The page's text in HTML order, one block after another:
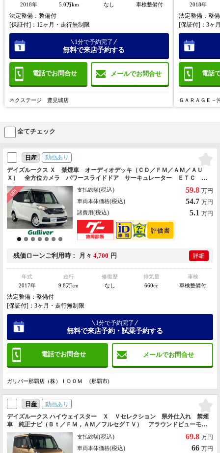
2018年
5.0万km
なし
車検整備付
法定整備：整備付
[保証付]：12ヶ月・走行無制限
電話でお問合せ メールでお問合せ
1分で予約完了
無料で来店予約する
ネクステージ 豊見城店
2018年
法定整備：整
[保証付]：3ヶ
電話
ＧＡＲＡＧＥ
全てチェック
日産
動画あり
デイズルークス Ｘ 禁煙車 オーディオデッキ（ＣＤ／ＦＭ／ＡＭ／ＡＵ
Ｘ） 全方位カメラ パワースライドドア サーキュレーター ＥＴＣ 衝
突被害軽減システム ＬＥＤヘッドライト 純正１４インチアルミホイール
支払総額(税込) 59.8 万円
車両本体価格(税込) 54.7 万円
諸費用(税込) 5.1 万円
残価ローンご利用時 月々 4,700 円 詳細
年式
2017年
走行
9.8万km
修復歴
なし
排気量
660cc
車検
車検整備付
法定整備：整備付
[保証付]：3ヶ月・走行無制限
電話でお問合せ メールでお問合せ
1分で予約完了
無料で来店予約・試乗予約する
ガリバー那覇店（株）ＩＤＯＭ (那覇市)
日産
動画あり
デイズルークス ハイウェイスター Ｘ Ｖセレクション 県外仕入れ 禁煙
車 純正ナビ（Ｂｔ／ＦＭ，ＡＭ／フルセグＴＶ） アラウンドビューモニ
ター 両側パワースライドドア エマージェンシーブレーキ 純正アルミホ
イール スマートキー スペアキー
支払総額(税込) 69.8 万円
車両本体価格(税込) 66 万円